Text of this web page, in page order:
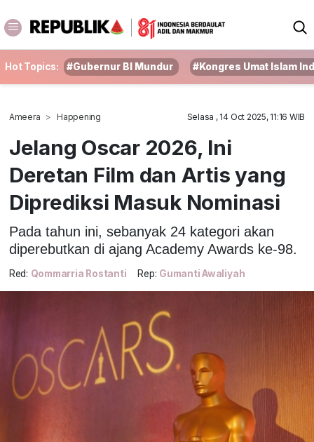
Hot Topics: #Gubernur BI Mundur #Kongres Umat Islam
Ameera Happening Selasa , 14 Oct 2025, 11:16 WIB
Jelang Oscar 2026, Ini
Deretan Film dan Artis yang
Diprediksi Masuk Nominasi
Pada tahun ini, sebanyak 24 kategori akan
diperebutkan di ajang Academy Awards ke-98.
Red: Qommarria Rostanti Rep: Gumanti Awaliyah